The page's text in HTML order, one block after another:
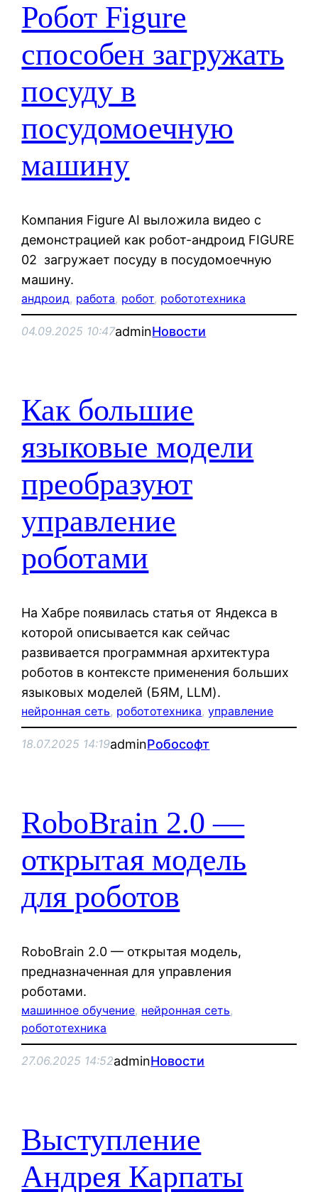
Робот Figure
способен загружать
посуду в
посудомоечную
машину
Компания Figure AI выложила видео с
демонстрацией как робот-андроид FIGURE
02 загружает посуду в посудомоечную
машину.
андроид, работа, робот, робототехника
04.09.2025 10:47adminНовости
Как большие
языковые модели
преобразуют
управление
роботами
На Хабре появилась статья от Яндекса в
которой описывается как сейчас
развивается программная архитектура
роботов в контексте применения больших
языковых моделей (БЯМ, LLM).
нейронная сеть, робототехника, управление
18.07.2025 14:19adminРобософт
RoboBrain 2.0 —
открытая модель
для роботов
RoboBrain 2.0 — открытая модель,
предназначенная для управления
роботами.
машинное обучение, нейронная сеть
робототехника
27.06.2025 14:52adminНовости
Выступление
Андрея Карпаты